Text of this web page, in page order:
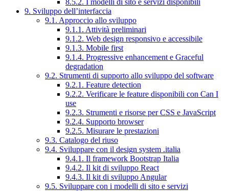
8.5.2. I modelli di sito e servizi disponibili
9. Sviluppo dell’interfaccia
9.1. Approccio allo sviluppo
9.1.1. Attività preliminari
9.1.2. Web design responsivo e accessibile
9.1.3. Mobile first
9.1.4. Progressive enhancement e Graceful
degradation
9.2. Strumenti di supporto allo sviluppo del software
9.2.1. Feature detection
9.2.2. Verificare le feature disponibili con Can I
use
9.2.3. Strumenti e risorse per CSS e JavaScript
9.2.4. Supporto browser
9.2.5. Misurare le prestazioni
9.3. Catalogo del riuso
9.4. Sviluppare con il design system .italia
9.4.1. Il framework Bootstrap Italia
9.4.2. Il kit di sviluppo React
9.4.3. Il kit di sviluppo Angular
9.5. Sviluppare con i modelli di sito e servizi